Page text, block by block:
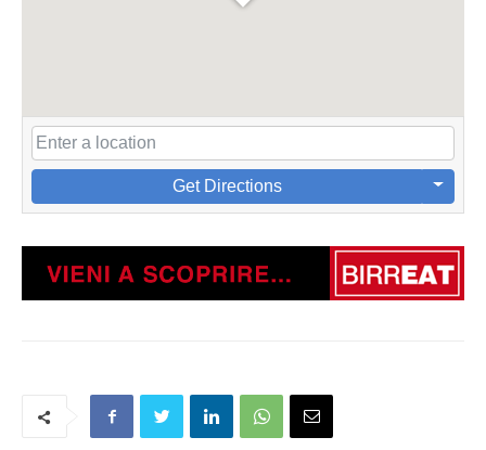
Get Directions